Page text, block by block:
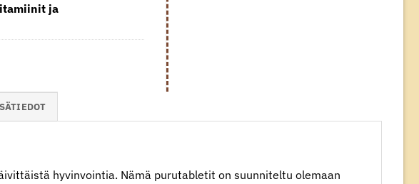
ja
hyvinvointia. Nämä purutabletit on suunniteltu olemaan